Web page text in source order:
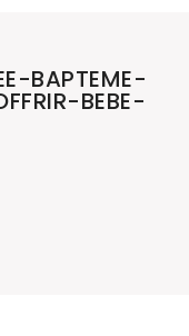
BAPTEME-
BEBE-